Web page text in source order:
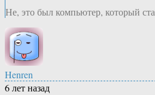
Не, это был компьютер, который
Henren
6 лет назад